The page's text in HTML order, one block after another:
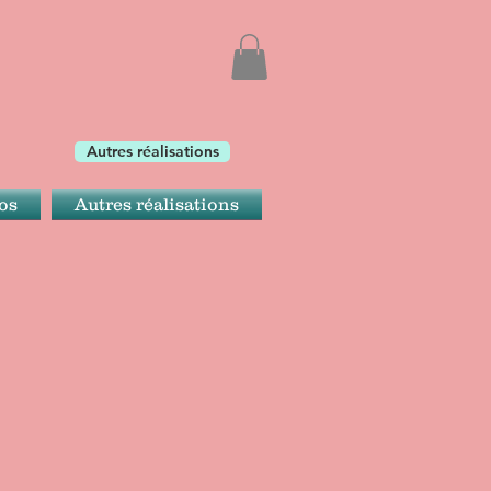
Autres réalisations
Autres réalisations